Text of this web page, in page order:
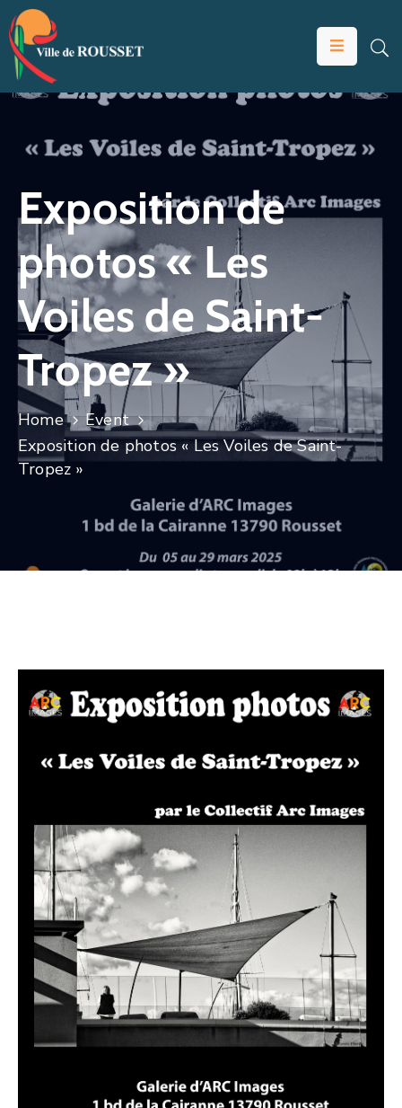
VOTRE
MAIRIE
VIVRE
ÉDUCATION
ET
JEUNESSE
SOLIDARITÉS
ÉCONOMIE
ANIMATION
CULTURE
SPORTS
Exposition de
photos « Les
Voiles de Saint-
Tropez »
Home
Event
Exposition de photos « Les Voiles de Saint-
Tropez »